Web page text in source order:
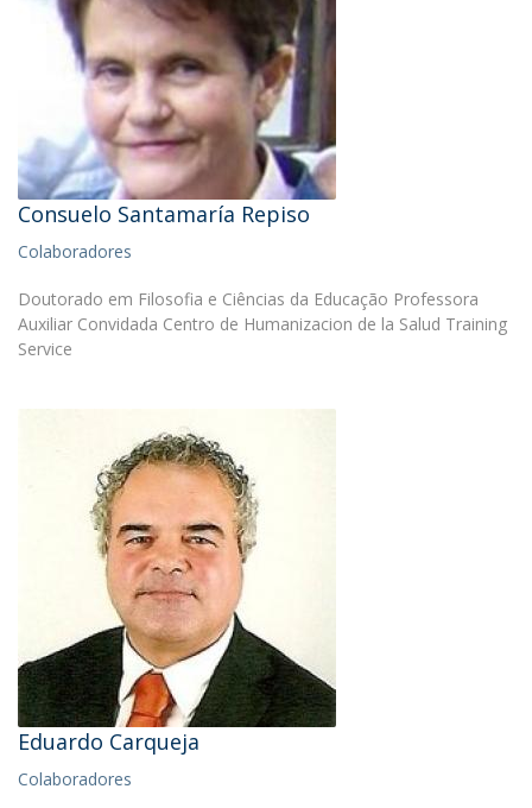
Consuelo Santamaría Repiso
Colaboradores
Doutorado em Filosofia e Ciências da Educação Professora
Auxiliar Convidada Centro de Humanizacion de la Salud Training
Service
Eduardo Carqueja
Colaboradores